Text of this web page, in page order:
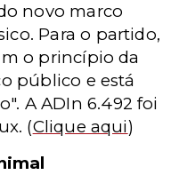
novo marco
Para o partido,
o princípio da
público e está
A ADIn 6.492 foi
(Clique aqui)